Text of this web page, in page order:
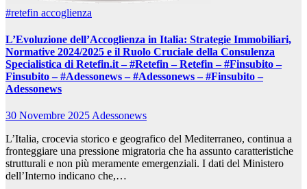
#retefin accoglienza
L’Evoluzione dell’Accoglienza in Italia: Strategie Immobiliari,
Normative 2024/2025 e il Ruolo Cruciale della Consulenza
Specialistica di Retefin.it – #Retefin – Retefin – #Finsubito –
Finsubito – #Adessonews – #Adessonews – #Finsubito –
Adessonews
30 Novembre 2025Adessonews
L’Italia, crocevia storico e geografico del Mediterraneo, continua a
fronteggiare una pressione migratoria che ha assunto caratteristiche
strutturali e non più meramente emergenziali. I dati del Ministero
dell’Interno indicano che,…